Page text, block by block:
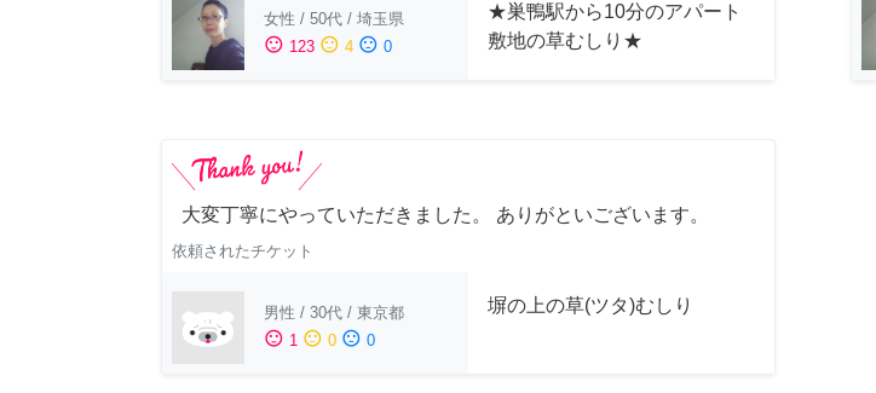
女性 / 50代 / 埼玉県
sentiment_satisfied 123 sentiment_neutral 4 sentiment_dissatisfied 0
★巣鴨駅から10分のアパート
敷地の草むしり★
大変丁寧にやっていただきました。 ありがといございます。
依頼されたチケット
男性 / 30代 / 東京都
sentiment_satisfied 1 sentiment_neutral 0 sentiment_dissatisfied 0
塀の上の草(ツタ)むしり